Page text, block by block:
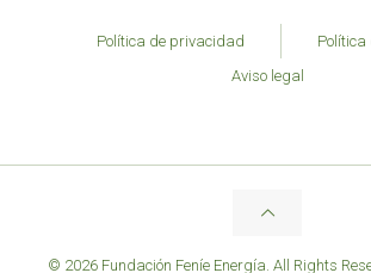
Política de privacidad
Política
Aviso legal
© 2026 Fundación Feníe Energía. All Rights